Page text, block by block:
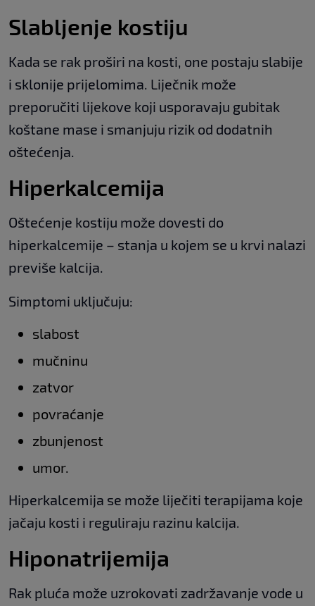
Slabljenje kostiju
Kada se rak proširi na kosti, one postaju slabije
i sklonije prijelomima. Liječnik može
preporučiti lijekove koji usporavaju gubitak
koštane mase i smanjuju rizik od dodatnih
oštećenja.
Hiperkalcemija
Oštećenje kostiju može dovesti do
hiperkalcemije – stanja u kojem se u krvi nalazi
previše kalcija.
Simptomi uključuju:
slabost
mučninu
zatvor
povraćanje
zbunjenost
umor.
Hiperkalcemija se može liječiti terapijama koje
jačaju kosti i reguliraju razinu kalcija.
Hiponatrijemija
Rak pluća može uzrokovati zadržavanje vode u